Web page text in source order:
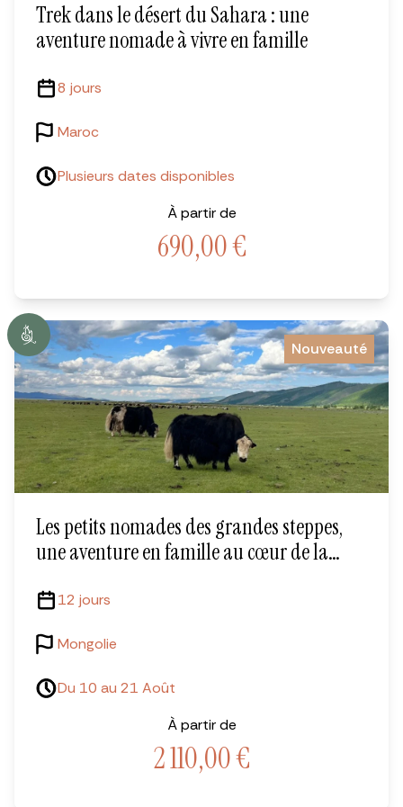
Trek dans le désert du Sahara : une
aventure nomade à vivre en famille
8 jours
Maroc
Plusieurs dates disponibles
À partir de
690,00€
Nouveauté
Les petits nomades des grandes steppes,
une aventure en famille au cœur de la
12 jours
Mongolie
Du 10 au 21 Août
À partir de
2 110,00€